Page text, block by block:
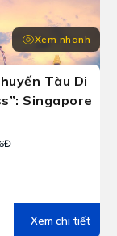
Xem nhanh
Tàu Di
Singapore
Xem chi tiết